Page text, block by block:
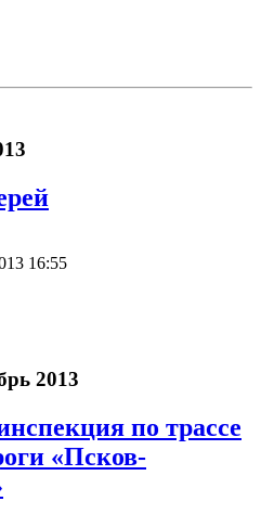
16:55
2013
по трассе
«Псков-